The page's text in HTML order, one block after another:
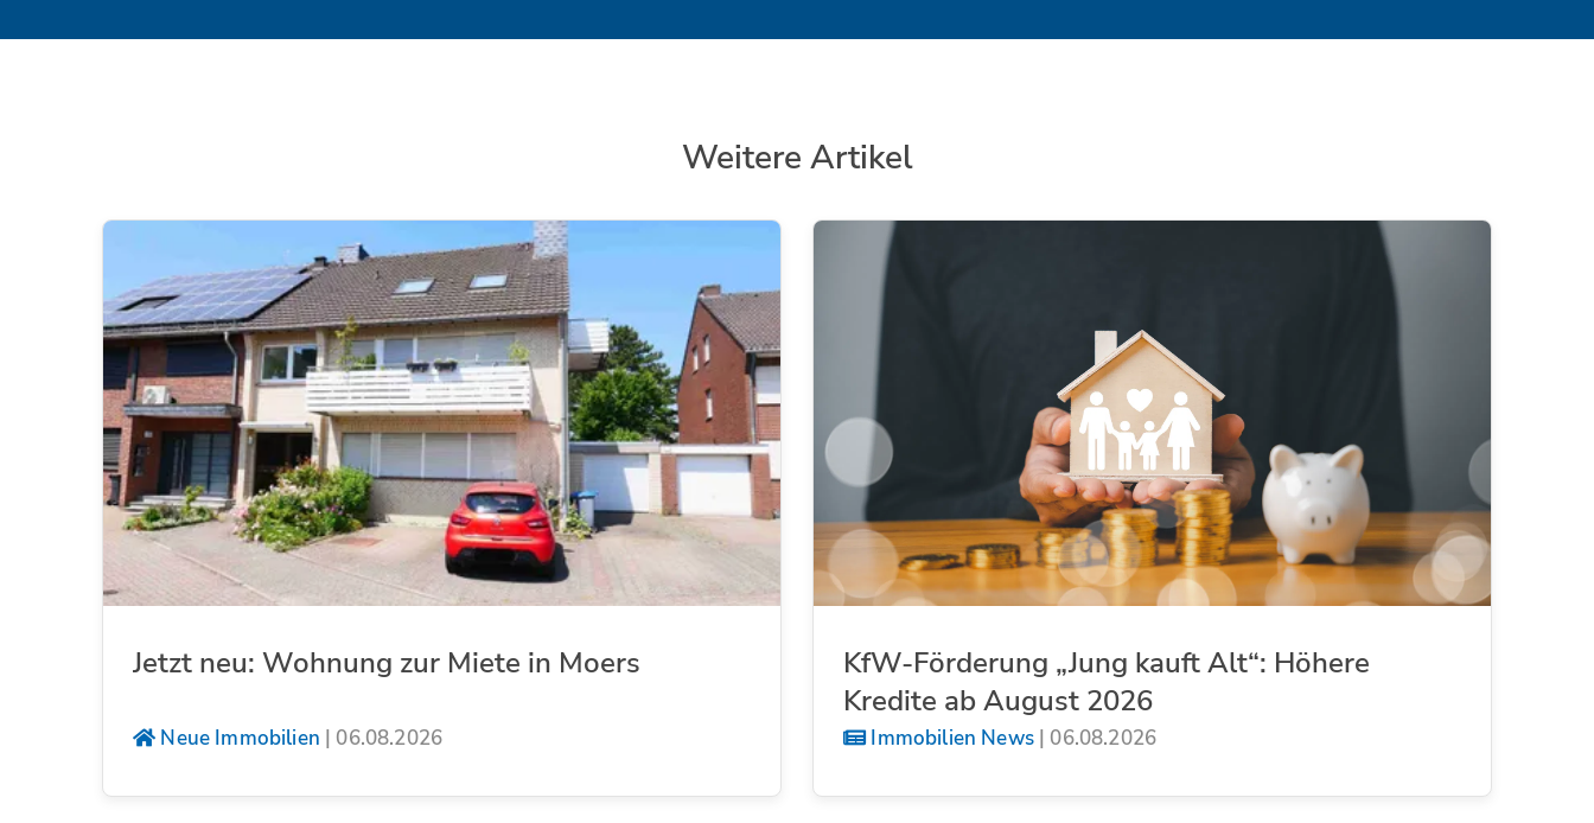
Weitere Artikel
Jetzt neu: Wohnung zur Miete in Moers
Neue Immobilien | 06.08.2026
KfW-Förderung „Jung kauft Alt“: Höhere
Kredite ab August 2026
Immobilien News| 06.08.2026